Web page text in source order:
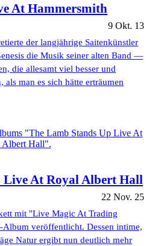
At Hammersmith
9 Okt. 13
der langjährige Saitenkünstler
die Musik seiner alten Band —
die allesamt viel besser und
als man es sich hätte erträumen
Live At Royal Albert Hall
22 Nov. 25
mit "Live Magic At Trading
veröffentlicht. Dessen intime,
Natur ergibt nun deutlich mehr